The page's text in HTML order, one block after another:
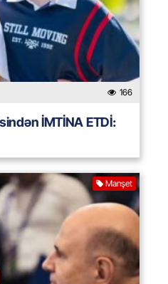
166
İMTİNA ETDİ:
Manşet